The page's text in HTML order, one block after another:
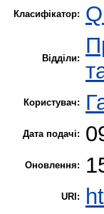
Класифікатор:
Відділи:
Користувач:
Дата подачі:
Оновлення:
URI: